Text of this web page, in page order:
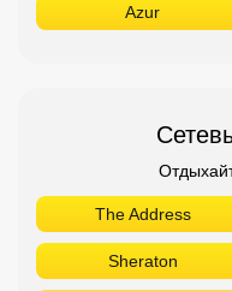
Azur
The Address
Sheraton